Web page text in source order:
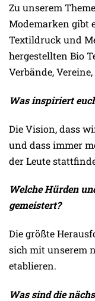
Zu unserem
Modemarken gibt
Textildruck und
hergestellten Bio
Verbände,
Was inspiriert
Die Vision, dass
und dass immer
der Leute
Welche Hürden
gemeistert?
Die größte
sich mit unserem
etablieren.
Was sind die